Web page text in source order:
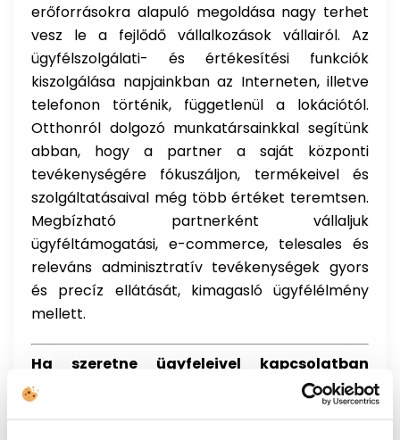
erőforrásokra alapuló megoldása nagy terhet
vesz le a fejlődő vállalkozások vállairól. Az
ügyfélszolgálati- és értékesítési funkciók
kiszolgálása napjainkban az Interneten, illetve
telefonon történik, függetlenül a lokációtól.
Otthonról dolgozó munkatársainkkal segítünk
abban, hogy a partner a saját központi
tevékenységére fókuszáljon, termékeivel és
szolgáltatásaival még több értéket teremtsen.
Megbízható partnerként vállaljuk
ügyféltámogatási, e-commerce, telesales és
releváns adminisztratív tevékenységek gyors
és precíz ellátását, kimagasló ügyfélélmény
mellett.
Ha szeretne ügyfeleivel kapcsolatban
maradni, és új ügyfeleket szerezni a válság
ellenére, forduljon szakértői csapatunkhoz.